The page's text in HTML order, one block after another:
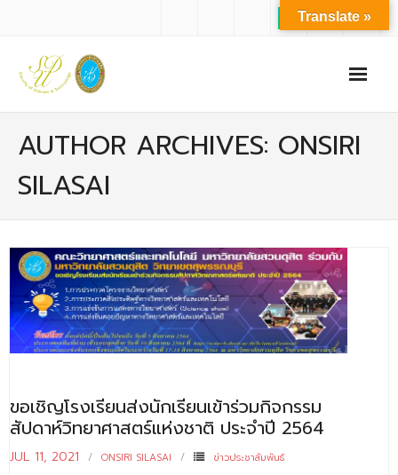
- ปรัชญาการจัดการศึกษา มหาวิทยาลัยสวนดุสิต
- ประวัติความเป็นมาของคณะ
- บุคลากร
- - สำนักงานคณะวิทยาศาสตร์และเทคโนโลยี
- - บุคลากรสนับสนุน
หลักสูตร
AUTHOR ARCHIVES: ONSIRI
SILASAI
ขอเชิญโรงเรียนส่งนักเรียนเข้าร่วมกิจกรรม
สัปดาห์วิทยาศาสตร์แห่งชาติ ประจำปี 2564
JUL 11, 2021 ONSIRI SILASAI ข่าวประชาสัมพันธ์
Translate »